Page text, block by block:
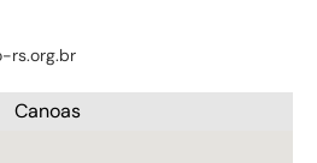
rs.org.br
Canoas